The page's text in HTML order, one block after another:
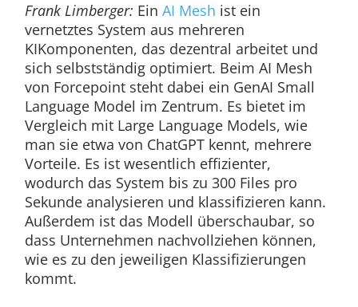
Frank Limberger: Ein AI Mesh ist ein
vernetztes System aus mehreren
KIKomponenten, das dezentral arbeitet und
sich selbstständig optimiert. Beim AI Mesh
von Forcepoint steht dabei ein GenAI Small
Language Model im Zentrum. Es bietet im
Vergleich mit Large Language Models, wie
man sie etwa von ChatGPT kennt, mehrere
Vorteile. Es ist wesentlich effizienter,
wodurch das System bis zu 300 Files pro
Sekunde analysieren und klassifizieren kann.
Außerdem ist das Modell überschaubar, so
dass Unternehmen nachvollziehen können,
wie es zu den jeweiligen Klassifizierungen
kommt.